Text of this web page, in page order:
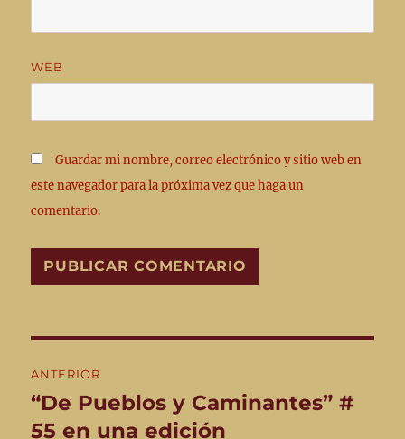
WEB
Guardar mi nombre, correo electrónico y sitio web en
este navegador para la próxima vez que haga un
comentario.
de
entradas
ANTERIOR
Entrada
anterior:
“De Pueblos y Caminantes” #
55 en una edición